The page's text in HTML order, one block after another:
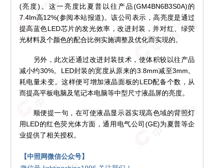
(亮度)。这一亮度比夏普以往产品(GM4BN6B3S0A)的
7.4lm高12%(参阅本站报道)。该公司表示，高亮度是通过
提高蓝色LED芯片的发光效率，改进封装，并对红、绿荧
光材料及个颜色的配合比例实施调整及优化而实现的。
另外，此次还通过改进封装技术，使体积较以往产品
减小约30%。LED封装的宽度从原来的3.8mm减至3mm。
耗电量未变。这样便可增加液晶面板的LED配备个数，从
而提高平板电脑及笔记本电脑等中型尺寸液晶屏的亮度。
顺便提一句，在可使液晶显示器实现高色域的背照灯
用LED的红色荧光体方面，通用电气公司(GE)为夏普等企
业提供了相关授权。
【中照网微信公众号】